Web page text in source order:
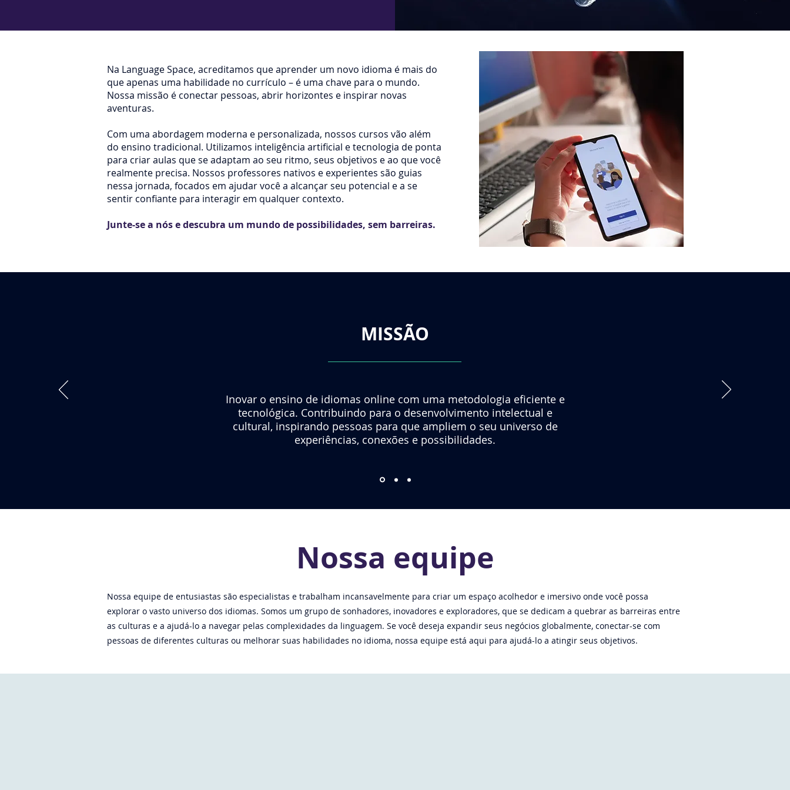
Na Language Space, acreditamos que aprender um novo idioma é mais do
que apenas uma habilidade no currículo – é uma chave para o mundo.
Nossa missão é conectar pessoas, abrir horizontes e inspirar novas
aventuras.
Com uma abordagem moderna e personalizada, nossos cursos vão além
do ensino tradicional. Utilizamos inteligência artificial e tecnologia de ponta
para criar aulas que se adaptam ao seu ritmo, seus objetivos e ao que você
realmente precisa. Nossos professores nativos e experientes são guias
nessa jornada, focados em ajudar você a alcançar seu potencial e a se
sentir confiante para interagir em qualquer contexto.
Junte-se a nós e descubra um mundo de possibilidades, sem barreiras.
MISSÃO
Inovar o ensino de idiomas online com uma metodologia eficiente e
tecnológica. Contribuindo para o desenvolvimento intelectual e
cultural, inspirando pessoas para que ampliem o seu universo de
experiências, conexões e possibilidades.
Nossa equipe
Nossa equipe de entusiastas são especialistas e trabalham incansavelmente para criar um espaço acolhedor e imersivo onde você possa
explorar o vasto universo dos idiomas. Somos um grupo de sonhadores, inovadores e exploradores, que se dedicam a quebrar as barreiras entre
as culturas e a ajudá-lo a navegar pelas complexidades da linguagem. Se você deseja expandir seus negócios globalmente, conectar-se com
pessoas de diferentes culturas ou melhorar suas habilidades no idioma, nossa equipe está aqui para ajudá-lo a atingir seus objetivos.